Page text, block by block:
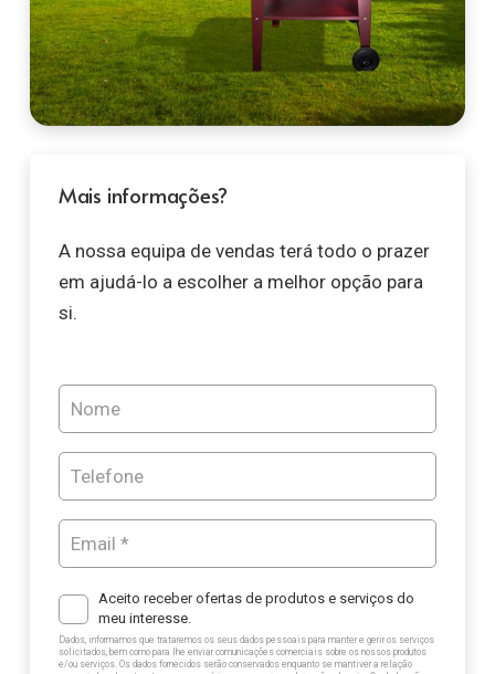
Mais informações?
A nossa equipa de vendas terá todo o prazer
em ajudá-lo a escolher a melhor opção para
si.
Aceito receber ofertas de produtos e serviços do
meu interesse.
Dados, informamos que trataremos os seus dados pessoais para manter e gerir os serviços
solicitados, bem como para lhe enviar comunicações comerciais sobre os nossos produtos
e/ou serviços. Os dados fornecidos serão conservados enquanto se mantiver a relação